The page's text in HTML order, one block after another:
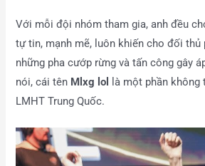
Với mỗi đội nhóm tham gia, anh đều
tự tin, mạnh mẽ, luôn khiến cho đối
những pha cướp rừng và tấn công gây
nói, cái tên Mlxg lol
là một phần
LMHT Trung Quốc.